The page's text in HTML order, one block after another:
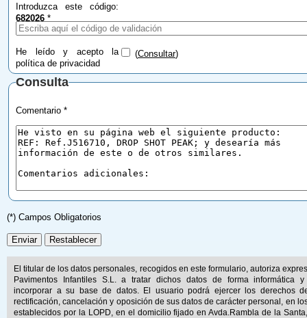
Introduzca este código:
682026 *
He leído y acepto la
política de privacidad
(Consultar)
Consulta
Comentario *
(*) Campos Obligatorios
El titular de los datos personales, recogidos en este formulario, autoriza
Pavimentos Infantiles S.L. a tratar dichos datos de forma informática y
incorporar a su base de datos. El usuario podrá ejercer los derechos
rectificación, cancelación y oposición de sus datos de carácter personal, en
establecidos por la LOPD, en el domicilio fijado en Avda.Rambla de la